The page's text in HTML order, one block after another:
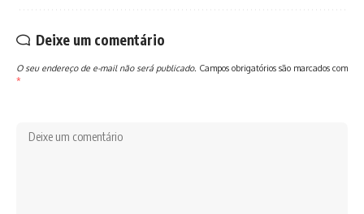
Deixe um comentário
O seu endereço de e-mail não será publicado. Campos obrigatórios são marcados com
*